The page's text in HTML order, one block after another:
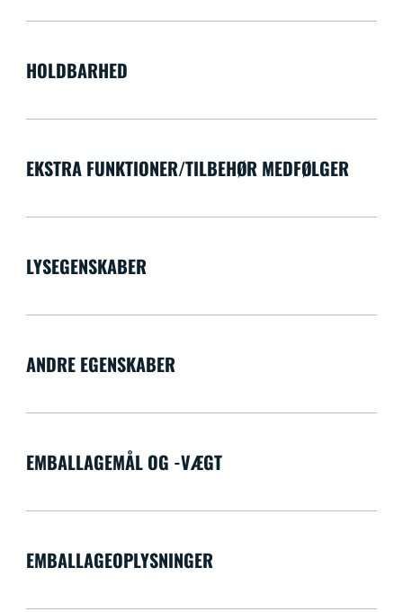
HOLDBARHED
EKSTRA FUNKTIONER/TILBEHØR MEDFØLGER
LYSEGENSKABER
ANDRE EGENSKABER
EMBALLAGEMÅL OG -VÆGT
EMBALLAGEOPLYSNINGER